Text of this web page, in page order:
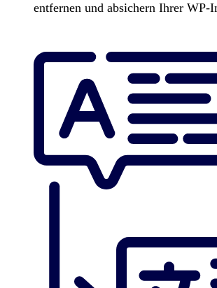
entfernen und absichern Ihrer WP-